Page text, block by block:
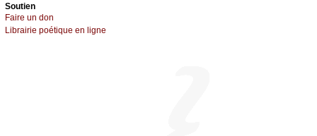
Sоutien
Fаirе un dоn
Librairiе pоétique en lignе